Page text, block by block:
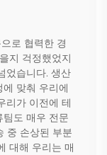
로 협력한 경
지 걱정했었지
었습니다. 생산
맞춰 우리에
리가 이전에 테
도 매우 전문
중 손상된 부분
대해 우리는 매